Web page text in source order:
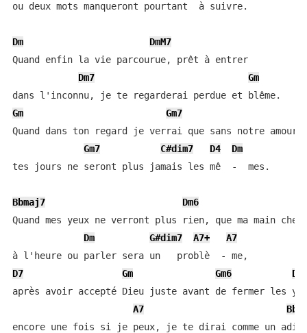
ou deux mots manqueront pourtant  à suivre.
Dm
DmM7
Quand enfin la vie parcourue, prêt à entrer
Dm7
Gm
Gm
Gm7
Quand dans ton regard je verrai que sans notre amour
Gm7
C#dim7 D4
Dm
tes jours ne seront plus jamais les mê  -  mes.
Bbmaj7
Dm6
Quand mes yeux ne verront plus rien, que ma main
Dm
G#dim7 A7+
A7
D7
Gm Gm6
Dm
après avoir accepté Dieu juste avant de fermer les
A7
Bb
encore une fois si je peux, je te dirai comme un